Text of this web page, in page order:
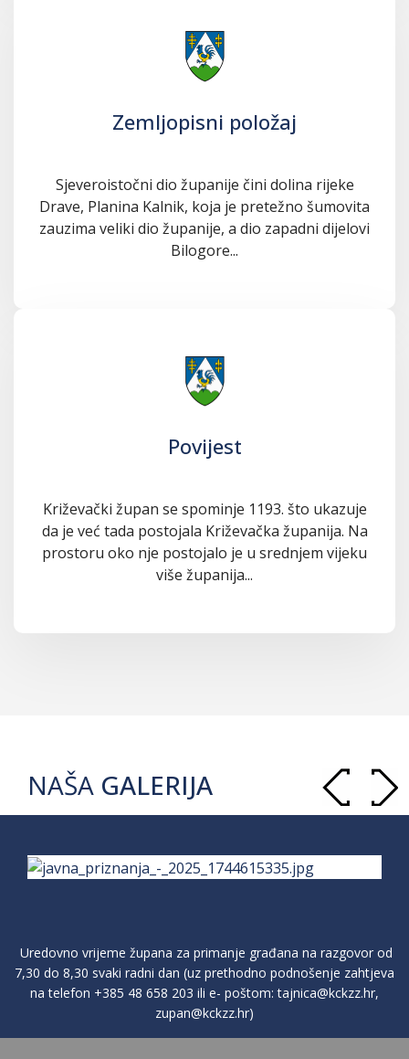
Zemljopisni položaj
Sjeveroistočni dio županije čini dolina rijeke
Drave, Planina Kalnik, koja je pretežno šumovita
zauzima veliki dio županije, a dio zapadni dijelovi
Bilogore...
Povijest
Križevački župan se spominje 1193. što ukazuje
da je već tada postojala Križevačka županija. Na
prostoru oko nje postojalo je u srednjem vijeku
više županija...
NAŠA GALERIJA
Uredovno vrijeme župana za primanje građana na razgovor od
7,30 do 8,30 svaki radni dan (uz prethodno podnošenje zahtjeva
na telefon +385 48 658 203 ili e- poštom:tajnica@kckzz.hr,
zupan@kckzz.hr)